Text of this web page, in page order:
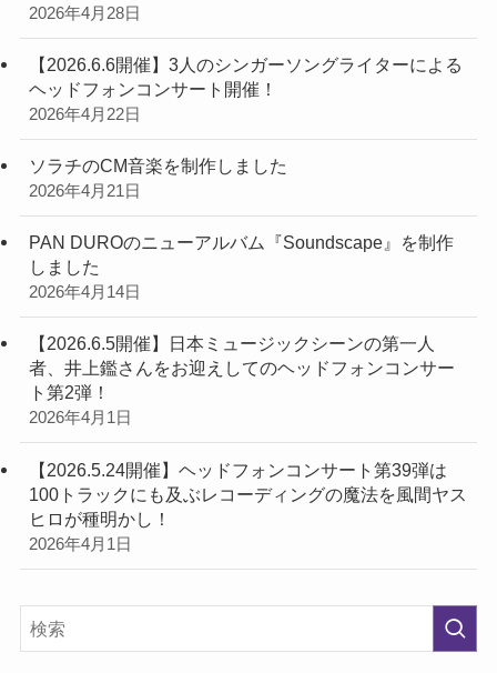
2026年4月28日
【2026.6.6開催】3人のシンガーソングライターによる
ヘッドフォンコンサート開催！
2026年4月22日
ソラチのCM音楽を制作しました
2026年4月21日
PAN DUROのニューアルバム『Soundscape』を制作
しました
2026年4月14日
【2026.6.5開催】日本ミュージックシーンの第一人
者、井上鑑さんをお迎えしてのヘッドフォンコンサー
ト第2弾！
2026年4月1日
【2026.5.24開催】ヘッドフォンコンサート第39弾は
100トラックにも及ぶレコーディングの魔法を風間ヤス
ヒロが種明かし！
2026年4月1日